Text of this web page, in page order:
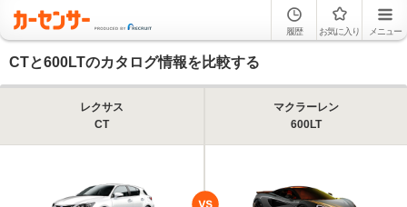
履歴 お気に入り メニュー
CTと600LTのカタログ情報を比較する
レクサス
CT
マクラーレン
600LT